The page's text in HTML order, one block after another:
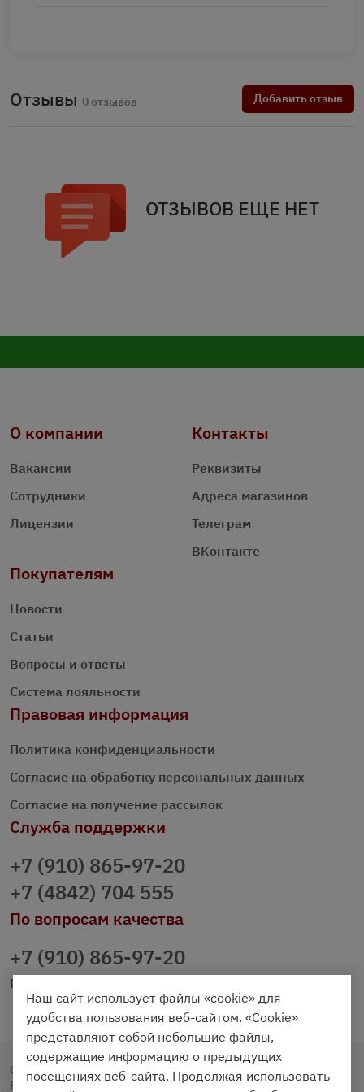
Отзывы 0 отзывов Добавить отзыв
ОТЗЫВОВ ЕЩЕ НЕТ
О компании
Вакансии
Сотрудники
Лицензии
Контакты
Реквизиты
Адреса магазинов
Телеграм
ВКонтакте
Покупателям
Новости
Статьи
Вопросы и ответы
Система лояльности
Правовая информация
Политика конфиденциальности
Согласие на обработку персональных данных
Согласие на получение рассылок
Служба поддержки
+7 (910) 865-97-20
+7 (4842) 704 555
По вопросам качества
+7 (910) 865-97-20
prazdnichniy40@palmi.ru
Copyright © 2020 - 2026. Праздничный Стол.
Разработка и продвижение - Vegas Studio
Наш сайт использует файлы «cookie» для
удобства пользования веб-сайтом. «Cookie»
представляют собой небольшие файлы,
содержащие информацию о предыдущих
посещениях веб-сайта. Продолжая использовать